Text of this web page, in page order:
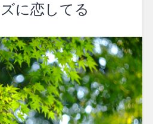
に恋してる